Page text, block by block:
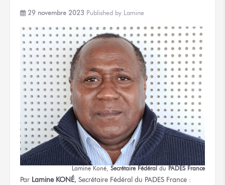
29 novembre 2023 Published by Lamine
Lamine Koné, Secrétaire Fédéral du PADESFrance
Par LamineKONÉ, Secrétaire Fédéral du PADES France :